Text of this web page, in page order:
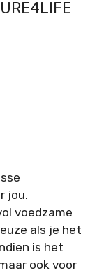
jou.
voedzame
als je het
is het
ook voor